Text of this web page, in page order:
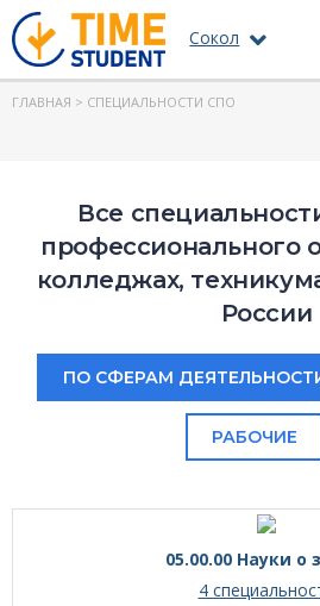
Сокол
ГЛАВНАЯ > СПЕЦИАЛЬНОСТИ СПО
Все
профессионального
колледжах,
России
ПО СФЕРАМ
РАБОЧИЕ
05.00.00 Науки о
4